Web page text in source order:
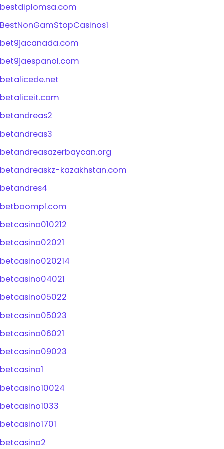
bestdiplomsa.com
BestNonGamStopCasinos1
bet9jacanada.com
bet9jaespanol.com
betalicede.net
betaliceit.com
betandreas2
betandreas3
betandreasazerbaycan.org
betandreaskz-kazakhstan.com
betandres4
betboompl.com
betcasino010212
betcasino02021
betcasino020214
betcasino04021
betcasino05022
betcasino05023
betcasino06021
betcasino09023
betcasino1
betcasino10024
betcasino1033
betcasino1701
betcasino2